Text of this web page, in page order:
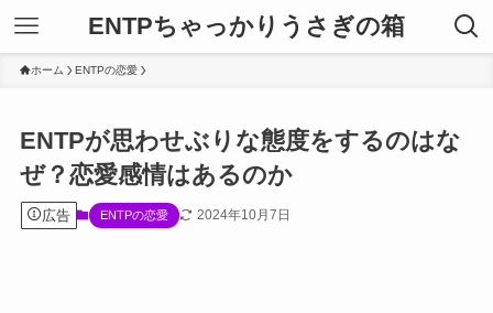
ENTPちゃっかりうさぎの箱
ホーム ENTPの恋愛
ENTPが思わせぶりな態度をするのはな
ぜ？恋愛感情はあるのか
広告 ENTPの恋愛 2024年10月7日